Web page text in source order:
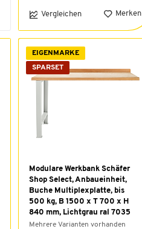
Vergleichen Merken
EIGENMARKE
SPARSET
Modulare Werkbank Schäfer
Shop Select, Anbaueinheit,
Buche Multiplexplatte, bis
500 kg, B 1500 x T 700 x H
840 mm, Lichtgrau ral 7035
Mehrere Varianten vorhanden